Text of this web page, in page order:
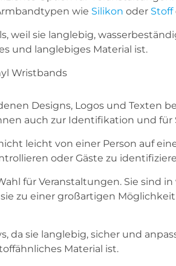
wie Silikon oder Stoff
weil sie langlebig,
und langlebiges Material ist.
Designs, Logos und Texten
auch zur Identifikation und
leicht von einer Person auf
oder Gäste zu
für Veranstaltungen. Sie sind
zu einer großartigen
sie langlebig, sicher und
Material ist.